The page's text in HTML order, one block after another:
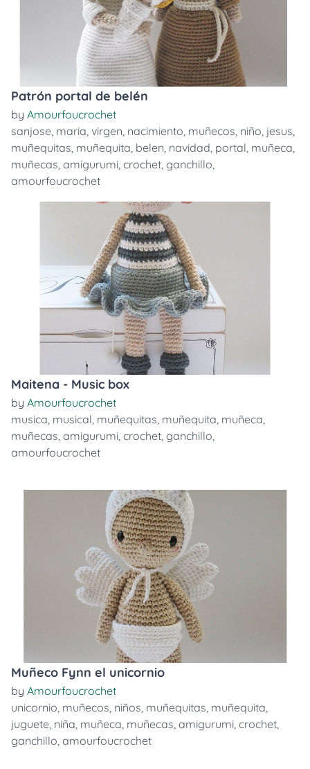
Patrón portal de belén
by Amourfoucrochet
sanjose, maria, virgen, nacimiento, muñecos, niño, jesus,
muñequitas, muñequita, belen, navidad, portal, muñeca,
muñecas, amigurumi, crochet, ganchillo,
amourfoucrochet
Maitena - Music box
by Amourfoucrochet
musica, musical, muñequitas, muñequita, muñeca,
muñecas, amigurumi, crochet, ganchillo,
amourfoucrochet
Muñeco Fynn el unicornio
by Amourfoucrochet
unicornio, muñecos, niños, muñequitas, muñequita,
juguete, niña, muñeca, muñecas, amigurumi, crochet,
ganchillo, amourfoucrochet